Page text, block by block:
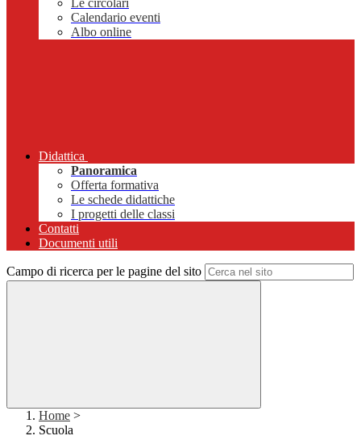
Le circolari
Calendario eventi
Albo online
Didattica
Panoramica
Offerta formativa
Le schede didattiche
I progetti delle classi
Contatti
Documenti utili
Campo di ricerca per le pagine del sito
Home >
Scuola